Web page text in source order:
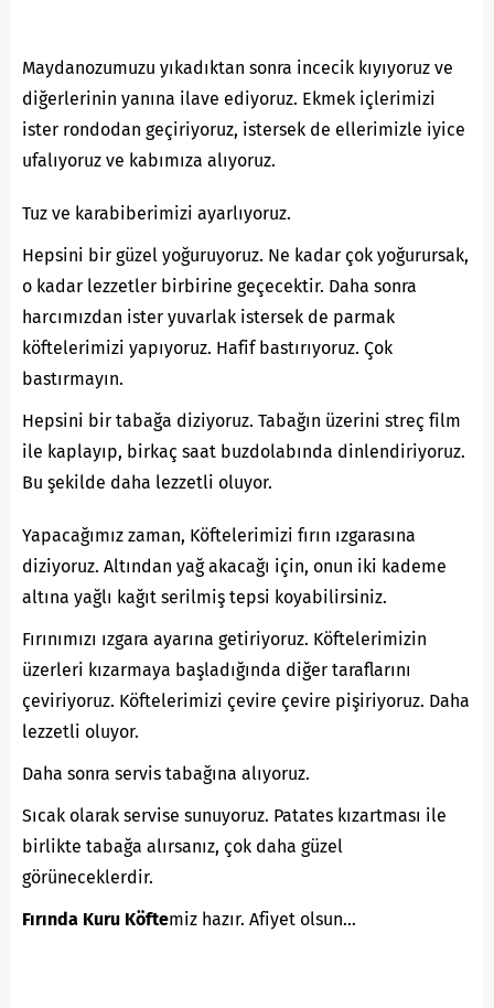
Maydanozumuzu yıkadıktan sonra incecik kıyıyoruz ve
diğerlerinin yanına ilave ediyoruz. Ekmek içlerimizi
ister rondodan geçiriyoruz, istersek de ellerimizle iyice
ufalıyoruz ve kabımıza alıyoruz.
Tuz ve karabiberimizi ayarlıyoruz.
Hepsini bir güzel yoğuruyoruz. Ne kadar çok yoğurursak,
o kadar lezzetler birbirine geçecektir. Daha sonra
harcımızdan ister yuvarlak istersek de parmak
köftelerimizi yapıyoruz. Hafif bastırıyoruz. Çok
bastırmayın.
Hepsini bir tabağa diziyoruz. Tabağın üzerini streç film
ile kaplayıp, birkaç saat buzdolabında dinlendiriyoruz.
Bu şekilde daha lezzetli oluyor.
Yapacağımız zaman, Köftelerimizi fırın ızgarasına
diziyoruz. Altından yağ akacağı için, onun iki kademe
altına yağlı kağıt serilmiş tepsi koyabilirsiniz.
Fırınımızı ızgara ayarına getiriyoruz. Köftelerimizin
üzerleri kızarmaya başladığında diğer taraflarını
çeviriyoruz. Köftelerimizi çevire çevire pişiriyoruz. Daha
lezzetli oluyor.
Daha sonra servis tabağına alıyoruz.
Sıcak olarak servise sunuyoruz. Patates kızartması ile
birlikte tabağa alırsanız, çok daha güzel
görüneceklerdir.
Fırında Kuru Köftemiz hazır. Afiyet olsun…